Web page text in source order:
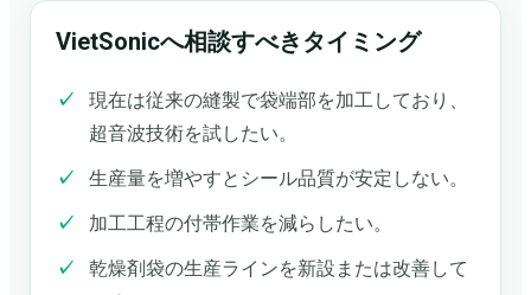
VietSonicへ相談すべきタイミング
現在は従来の縫製で袋端部を加工しており、
超音波技術を試したい。
生産量を増やすとシール品質が安定しない。
加工工程の付帯作業を減らしたい。
乾燥剤袋の生産ラインを新設または改善して